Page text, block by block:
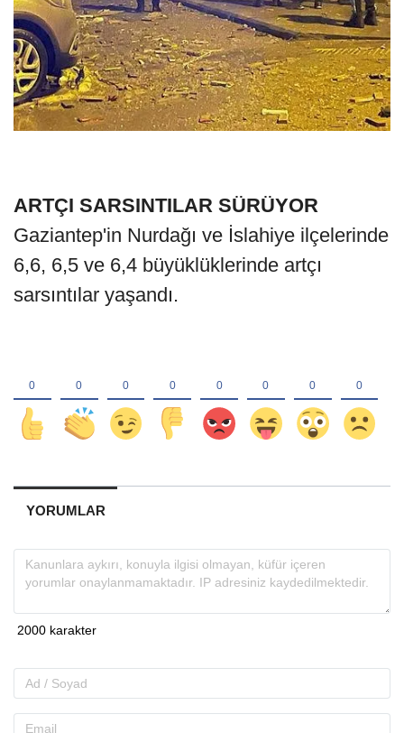
ARTÇI SARSINTILAR SÜRÜYOR
Gaziantep'in Nurdağı ve İslahiye ilçelerinde
6,6, 6,5 ve 6,4 büyüklüklerinde artçı
sarsıntılar yaşandı.
YORUMLAR